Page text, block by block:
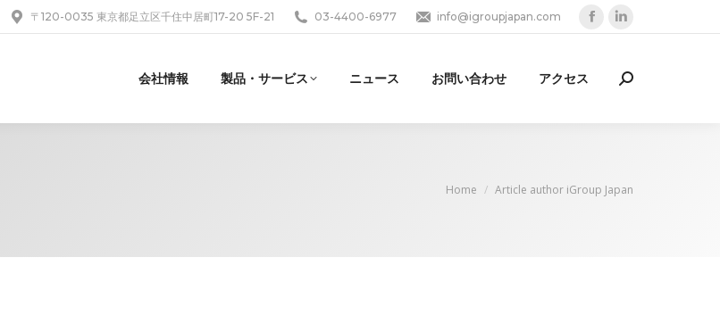
〒120-0035 東京都足立区千住中居町17-20 5F-21 03-4400-6977 info@igroupjapan.com
opensopens
会社情報 製品・サービス ニュース お問い合わせ アクセス Search:
You are here:
Home Article author iGroup Japan